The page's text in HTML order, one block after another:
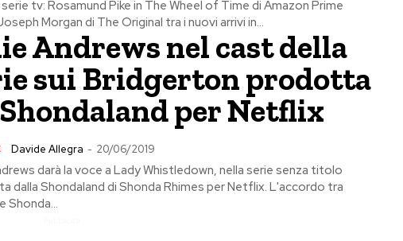
tv: Rosamund Pike in The Wheel of Time di Amazon Prime
Morgan di The Original tra i nuovi arrivi in...
Andrews nel cast della
sui Bridgerton prodotta
per Netflix
Davide Allegra - 20/06/2019
darà la voce a Lady Whistledown, nella serie senza titolo
dalla Shondaland di Shonda Rhimes per Netflix. L'accordo tra
Shonda...